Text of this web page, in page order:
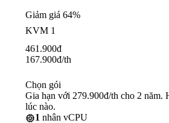
Giảm giá 64%
KVM 1
461.900đ
167.900đ/th
Chọn gói
Gia hạn với 279.900đ/th cho 2 năm.
lúc nào.
1 nhân vCPU